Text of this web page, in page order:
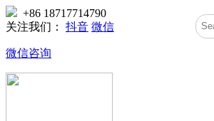
+86 18717714790
关注我们：
抖音 微信
微信咨询